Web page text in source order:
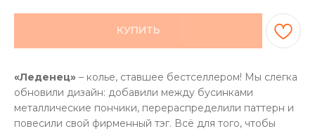
КУПИТЬ
«Леденец» – колье, ставшее бестселлером! Мы слегка
обновили дизайн: добавили между бусинками
металлические пончики, перераспределили паттерн и
повесили свой фирменный тэг. Всё для того, чтобы